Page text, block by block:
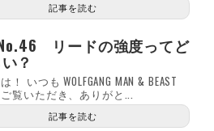
記事を読む
リードの強度ってど
？
！ いつも WOLFGANG MAN & BEAST
覧いただき、ありがと...
記事を読む